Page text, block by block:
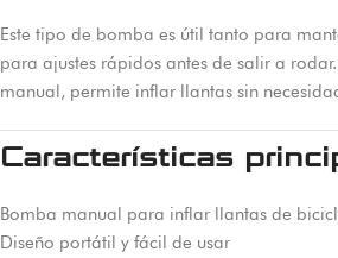
Este tipo de bomba es útil tanto para
para ajustes rápidos antes de salir a
manual, permite inflar llantas sin
Características
Bomba manual para inflar llantas de
Diseño portátil y fácil de usar